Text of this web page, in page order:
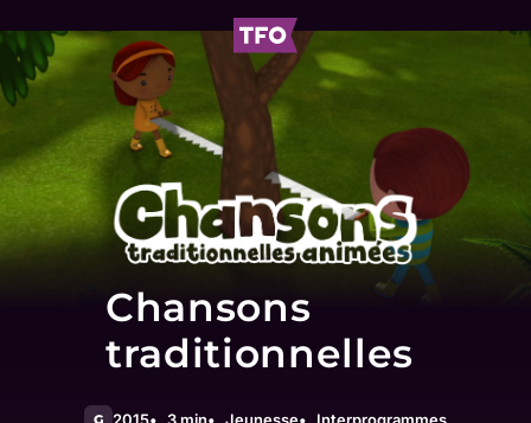
Chansons
traditionnelles
G 2015 3 min Jeunesse Interprogrammes